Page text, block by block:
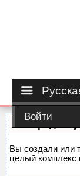
Войти
Вы создали или
целый комплекс